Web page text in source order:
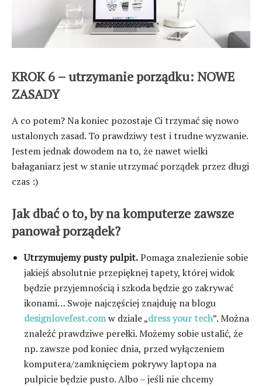
KROK 6 – utrzymanie porządku: NOWE
ZASADY
A co potem? Na koniec pozostaje Ci trzymać się nowo
ustalonych zasad. To prawdziwy test i trudne wyzwanie.
Jestem jednak dowodem na to, że nawet wielki
bałaganiarz jest w stanie utrzymać porządek przez długi
czas :)
Jak dbać o to, by na komputerze zawsze
panował porządek?
Utrzymujemy pusty pulpit.Pomaga znalezienie sobie
jakiejś absolutnie przepięknej tapety, której widok
będzie przyjemnością i szkoda będzie go zakrywać
ikonami… Swoje najczęściej znajduję na blogu
designlovefest.comw dziale „dress your tech”. Można
znaleźć prawdziwe perełki. Możemy sobie ustalić, że
np. zawsze pod koniec dnia, przed wyłączeniem
komputera/zamknięciem pokrywy laptopa na
pulpicie będzie pusto. Albo – jeśli nie chcemy